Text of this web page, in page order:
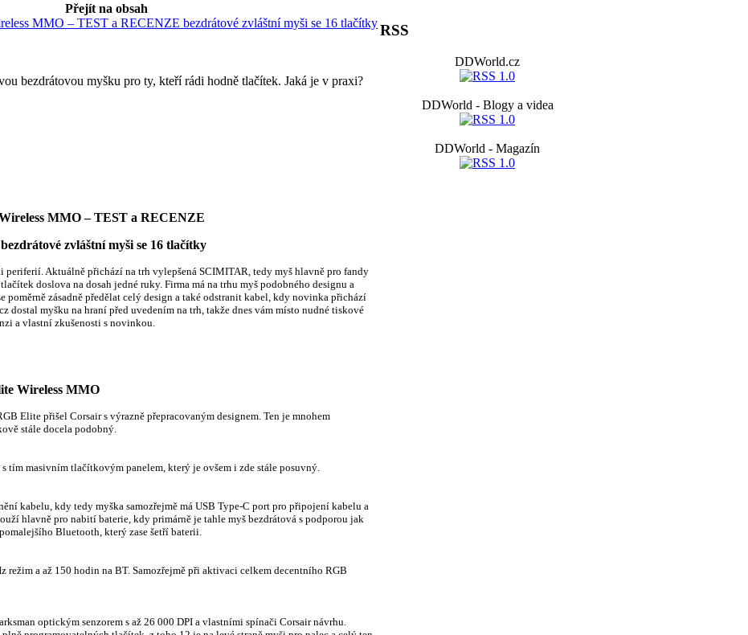
Přejít na obsah
MMO – TEST a RECENZE bezdrátové zvláštní myši se 16 tlačítky
bezdrátovou myšku pro ty, kteří rádi hodně tlačítek. Jaká je v praxi?
MMO – TEST a RECENZE
myši se 16 tlačítky
periferií. Aktuálně přichází na trh vylepšená SCIMITAR, tedy myš hlavně pro fandy
doslova na dosah jedné ruky. Firma má na trhu myš podobného designu a
poměrně zásadně předělat celý design a také odstranit kabel, kdy novinka přichází
dostal myšku na hraní před uvedením na trh, takže dnes vám místo nudné tiskové
a vlastní zkušenosti s novinkou.
Wireless MMO
Elite přišel Corsair s výrazně přepracovaným designem. Ten je mnohem
stále docela podobný.
tím masivním tlačítkovým panelem, který je ovšem i zde stále posuvný.
kabelu, kdy tedy myška samozřejmě má USB Type-C port pro připojení kabelu a
hlavně pro nabití baterie, kdy primárně je tahle myš bezdrátová s podporou jak
Bluetooth, který zase šetří baterii.
režim a až 150 hodin na BT. Samozřejmě při aktivaci celkem decentního RGB
optickým senzorem s až 26 000 DPI a vlastními spínači Corsair návrhu.
RSS
DDWorld.cz
DDWorld - Blogy a videa
DDWorld - Magazín